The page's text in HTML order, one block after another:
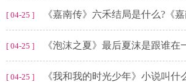
[ 04-25 ] 《嘉南传》六禾结局是什么?《嘉南传
[ 04-25 ] 《泡沫之夏》最后夏沫是跟谁在一起?《
[ 04-25 ] 《我和我的时光少年》小说叫什么?《我和我